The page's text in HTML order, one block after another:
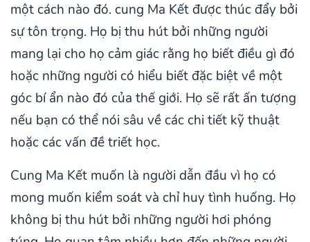
một cách nào đó. cung Ma Kết được thúc đẩy bởi
sự tôn trọng. Họ bị thu hút bởi những người
mang lại cho họ cảm giác rằng họ biết điều gì đó
hoặc những người có hiểu biết đặc biệt về một
góc bí ẩn nào đó của thế giới. Họ sẽ rất ấn tượng
nếu bạn có thể nói sâu về các chi tiết kỹ thuật
hoặc các vấn đề triết học.
Cung Ma Kết muốn là người dẫn đầu vì họ có
mong muốn kiểm soát và chỉ huy tình huống. Họ
không bị thu hút bởi những người hơi phóng